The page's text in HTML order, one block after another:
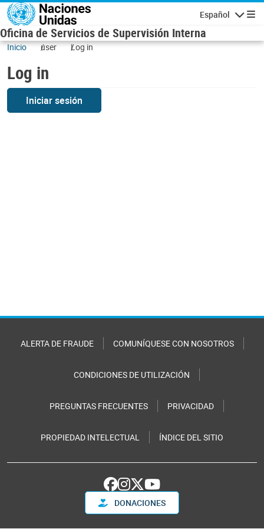
Skip to main content
Español
Oficina de Servicios de Supervisión Interna
Inicio user Log in
Log in
Iniciar sesión
ALERTA DE FRAUDE COMUNÍQUESE CON NOSOTROS
CONDICIONES DE UTILIZACIÓN
PREGUNTAS FRECUENTES PRIVACIDAD
PROPIEDAD INTELECTUAL ÍNDICE DEL SITIO
DONACIONES